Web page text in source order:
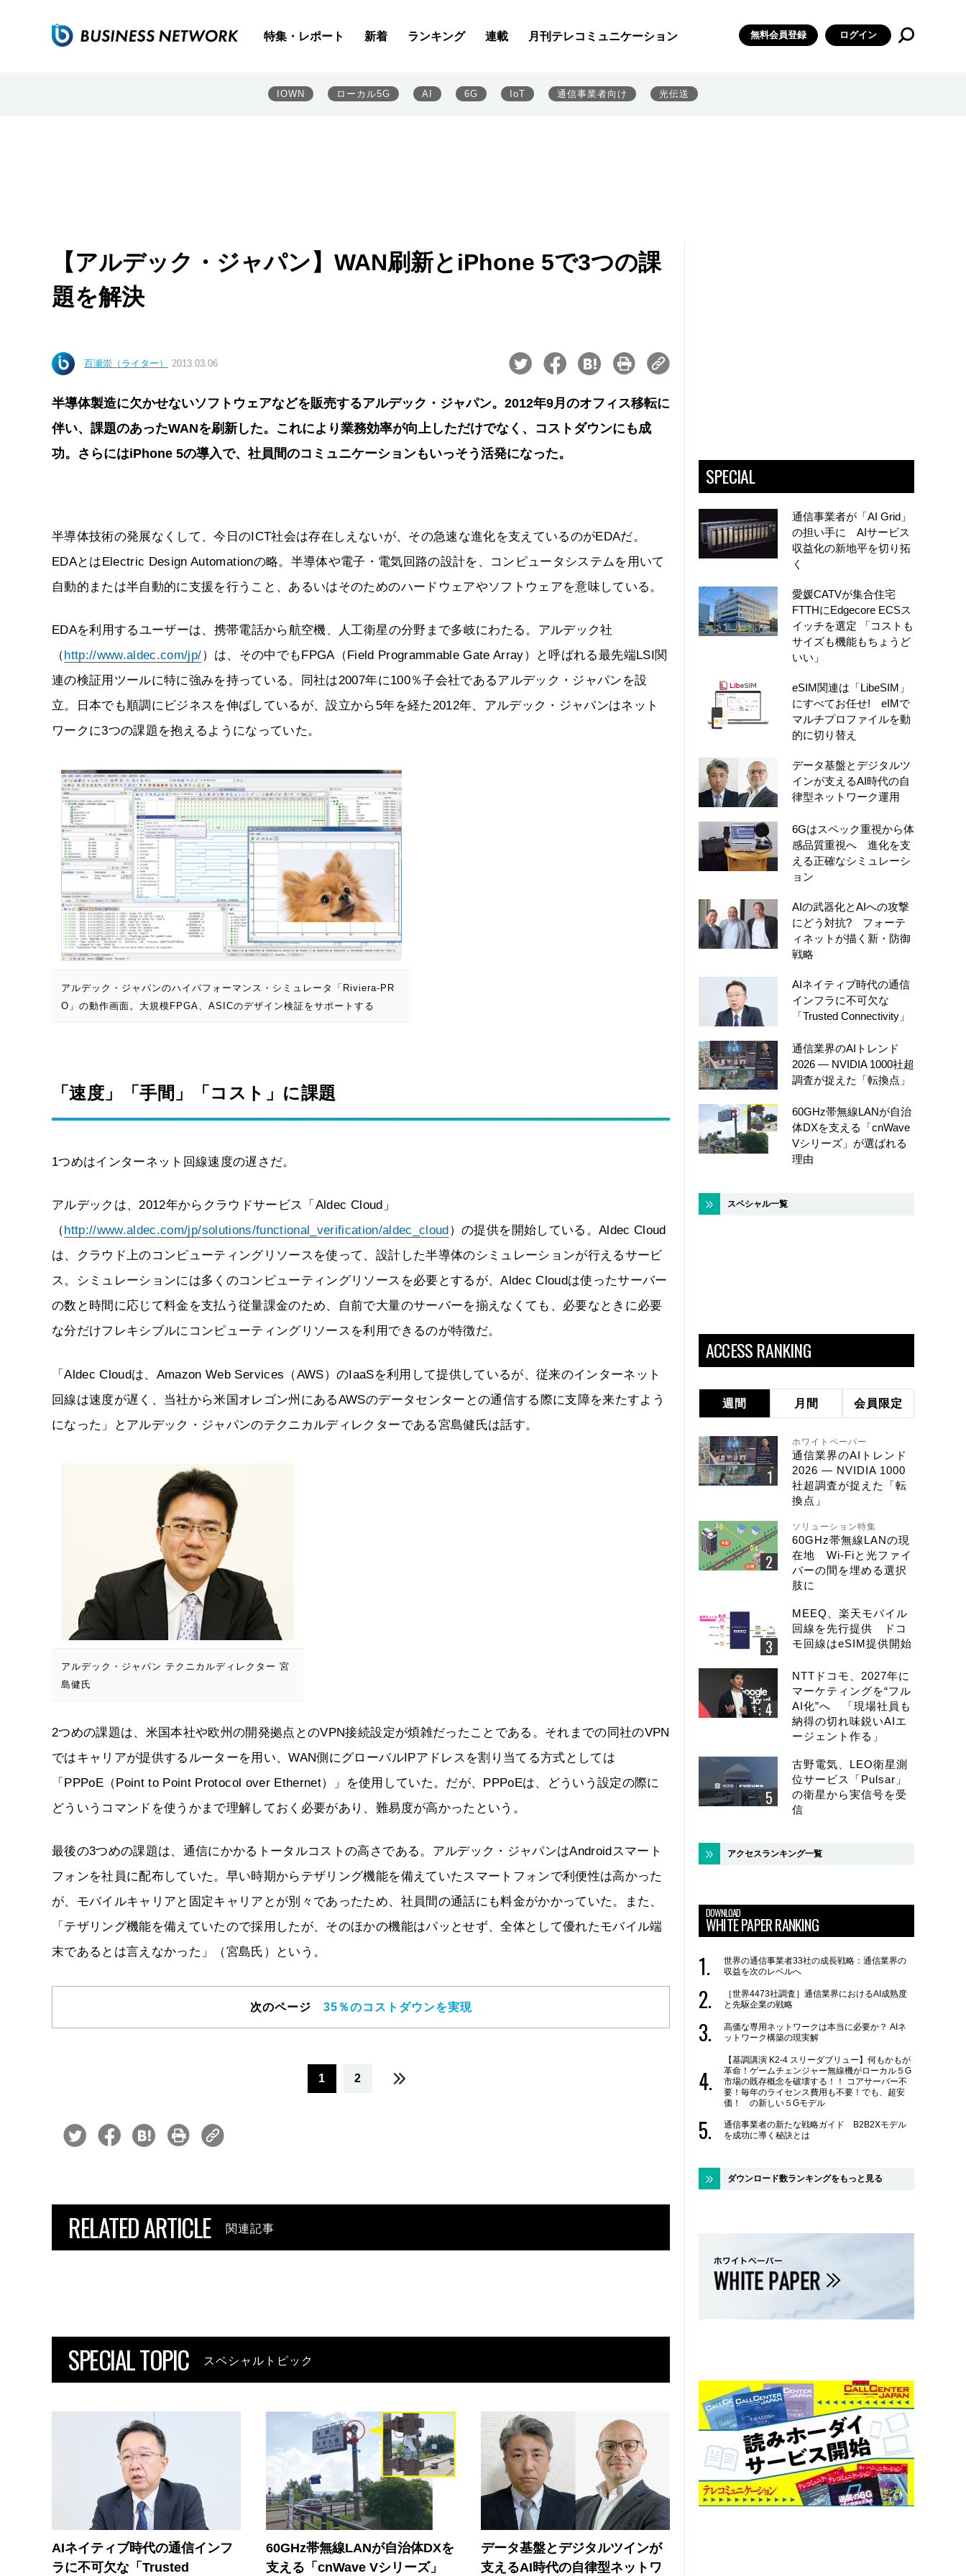
特集・レポート 新着 ランキング 連載 月刊テレコミュニケーション 無料会員登録 ログイン
IOWN ローカル5G AI 6G IoT 通信事業者向け 光伝送
【アルデック・ジャパン】WAN刷新とiPhone 5で3つの課
題を解決
百瀬崇（ライター） 2013.03.06
半導体製造に欠かせないソフトウェアなどを販売するアルデック・ジャパン。2012年9月のオフィス移転に
伴い、課題のあったWANを刷新した。これにより業務効率が向上しただけでなく、コストダウンにも成
功。さらにはiPhone 5の導入で、社員間のコミュニケーションもいっそう活発になった。
半導体技術の発展なくして、今日のICT社会は存在しえないが、その急速な進化を支えているのがEDAだ。
EDAとはElectric Design Automationの略。半導体や電子・電気回路の設計を、コンピュータシステムを用いて
自動的または半自動的に支援を行うこと、あるいはそのためのハードウェアやソフトウェアを意味している。
EDAを利用するユーザーは、携帯電話から航空機、人工衛星の分野まで多岐にわたる。アルデック社
（http://www.aldec.com/jp/）は、その中でもFPGA（Field Programmable Gate Array）と呼ばれる最先端LSI関
連の検証用ツールに特に強みを持っている。同社は2007年に100％子会社であるアルデック・ジャパンを設
立。日本でも順調にビジネスを伸ばしているが、設立から5年を経た2012年、アルデック・ジャパンはネット
ワークに3つの課題を抱えるようになっていた。
アルデック・ジャパンのハイパフォーマンス・シミュレータ「Riviera-PR
O」の動作画面。大規模FPGA、ASICのデザイン検証をサポートする
「速度」「手間」「コスト」に課題
1つめはインターネット回線速度の遅さだ。
アルデックは、2012年からクラウドサービス「Aldec Cloud」
（http://www.aldec.com/jp/solutions/functional_verification/aldec_cloud）の提供を開始している。Aldec Cloud
は、クラウド上のコンピューティングリソースを使って、設計した半導体のシミュレーションが行えるサービ
ス。シミュレーションには多くのコンピューティングリソースを必要とするが、Aldec Cloudは使ったサーバー
の数と時間に応じて料金を支払う従量課金のため、自前で大量のサーバーを揃えなくても、必要なときに必要
な分だけフレキシブルにコンピューティングリソースを利用できるのが特徴だ。
「Aldec Cloudは、Amazon Web Services（AWS）のIaaSを利用して提供しているが、従来のインターネット
回線は速度が遅く、当社から米国オレゴン州にあるAWSのデータセンターとの通信する際に支障を来たすよう
になった」とアルデック・ジャパンのテクニカルディレクターである宮島健氏は話す。
アルデック・ジャパン テクニカルディレクター 宮
島健氏
2つめの課題は、米国本社や欧州の開発拠点とのVPN接続設定が煩雑だったことである。それまでの同社のVPN
ではキャリアが提供するルーターを用い、WAN側にグローバルIPアドレスを割り当てる方式としては
「PPPoE（Point to Point Protocol over Ethernet）」を使用していた。だが、PPPoEは、どういう設定の際に
どういうコマンドを使うかまで理解しておく必要があり、難易度が高かったという。
最後の3つめの課題は、通信にかかるトータルコストの高さである。アルデック・ジャパンはAndroidスマート
フォンを社員に配布していた。早い時期からテザリング機能を備えていたスマートフォンで利便性は高かった
が、モバイルキャリアと固定キャリアとが別々であったため、社員間の通話にも料金がかかっていた。また、
「テザリング機能を備えていたので採用したが、そのほかの機能はパッとせず、全体として優れたモバイル端
末であるとは言えなかった」（宮島氏）という。
次のページ 35％のコストダウンを実現
1 2
RELATED ARTICLE 関連記事
SPECIAL TOPIC スペシャルトピック
AIネイティブ時代の通信インフ
ラに不可欠な「Trusted
60GHz帯無線LANが自治体DXを
支える「cnWave Vシリーズ」
データ基盤とデジタルツインが
支えるAI時代の自律型ネットワ
SPECIAL
通信事業者が「AI Grid」
の担い手に AIサービス
収益化の新地平を切り拓
く
愛媛CATVが集合住宅
FTTHにEdgecore ECSス
イッチを選定 「コストも
サイズも機能もちょうど
いい」
eSIM関連は「LibeSIM」
にすべてお任せ! eIMで
マルチプロファイルを動
的に切り替え
データ基盤とデジタルツ
インが支えるAI時代の自
律型ネットワーク運用
6Gはスペック重視から体
感品質重視へ 進化を支
える正確なシミュレーシ
ョン
AIの武器化とAIへの攻撃
にどう対抗? フォーテ
ィネットが描く新・防御
戦略
AIネイティブ時代の通信
インフラに不可欠な
「Trusted Connectivity」
通信業界のAIトレンド
2026 ― NVIDIA 1000社超
調査が捉えた「転換点」
60GHz帯無線LANが自治
体DXを支える「cnWave
Vシリーズ」が選ばれる
理由
スペシャル一覧
ACCESS RANKING
週間 月間 会員限定
ホワイトペーパー
通信業界のAIトレンド
2026 ― NVIDIA 1000
社超調査が捉えた「転
換点」
ソリューション特集
60GHz帯無線LANの現
在地 Wi-Fiと光ファイ
バーの間を埋める選択
肢に
MEEQ、楽天モバイル
回線を先行提供 ドコ
モ回線はeSIM提供開始
NTTドコモ、2027年に
マーケティングを“フル
AI化”へ 「現場社員も
納得の切れ味鋭いAIエ
ージェント作る」
古野電気、LEO衛星測
位サービス「Pulsar」
の衛星から実信号を受
信
アクセスランキング一覧
DOWNLOAD
WHITE PAPER RANKING
世界の通信事業者33社の成長戦略：通信業界の
収益を次のレベルへ
［世界4473社調査］通信業界におけるAI成熟度
と先駆企業の戦略
高価な専用ネットワークは本当に必要か？ AIネ
ットワーク構築の現実解
【基調講演 K2-4 スリーダブリュー】何もかもが
革命！ゲームチェンジャー無線機がローカル５G
市場の既存概念を破壊する！！ コアサーバー不
要！毎年のライセンス費用も不要！でも、超安
価！ の新しい５Gモデル
通信事業者の新たな戦略ガイド B2B2Xモデル
を成功に導く秘訣とは
ダウンロード数ランキングをもっと見る